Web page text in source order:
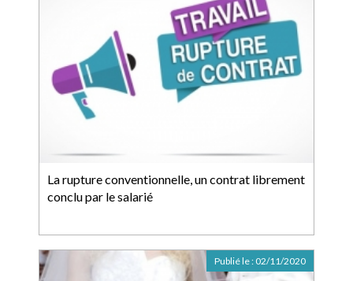
La rupture conventionnelle, un contrat librement
conclu par le salarié
Publié le : 02/11/2020